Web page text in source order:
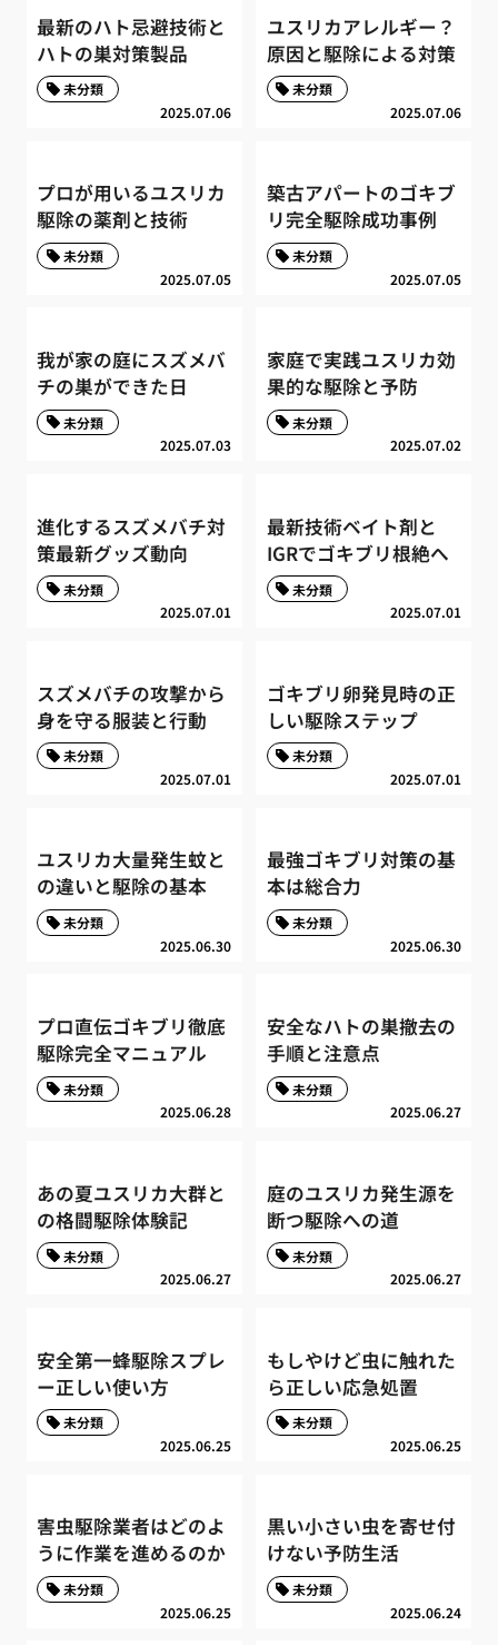
最新のハト忌避技術と
ハトの巣対策製品
2025.07.06
未分類
ユスリカアレルギー？
原因と駆除による対策
2025.07.06
未分類
プロが用いるユスリカ
駆除の薬剤と技術
2025.07.05
未分類
築古アパートのゴキブ
リ完全駆除成功事例
2025.07.05
未分類
我が家の庭にスズメバ
チの巣ができた日
2025.07.03
未分類
家庭で実践ユスリカ効
果的な駆除と予防
2025.07.02
未分類
進化するスズメバチ対
策最新グッズ動向
2025.07.01
未分類
最新技術ベイト剤と
IGRでゴキブリ根絶へ
2025.07.01
未分類
スズメバチの攻撃から
身を守る服装と行動
2025.07.01
未分類
ゴキブリ卵発見時の正
しい駆除ステップ
2025.07.01
未分類
ユスリカ大量発生蚊と
の違いと駆除の基本
2025.06.30
未分類
最強ゴキブリ対策の基
本は総合力
2025.06.30
未分類
プロ直伝ゴキブリ徹底
駆除完全マニュアル
2025.06.28
未分類
安全なハトの巣撤去の
手順と注意点
2025.06.27
未分類
あの夏ユスリカ大群と
の格闘駆除体験記
2025.06.27
未分類
庭のユスリカ発生源を
断つ駆除への道
2025.06.27
未分類
安全第一蜂駆除スプレ
ー正しい使い方
2025.06.25
未分類
もしやけど虫に触れた
ら正しい応急処置
2025.06.25
未分類
害虫駆除業者はどのよ
うに作業を進めるのか
2025.06.25
未分類
黒い小さい虫を寄せ付
けない予防生活
2025.06.24
未分類